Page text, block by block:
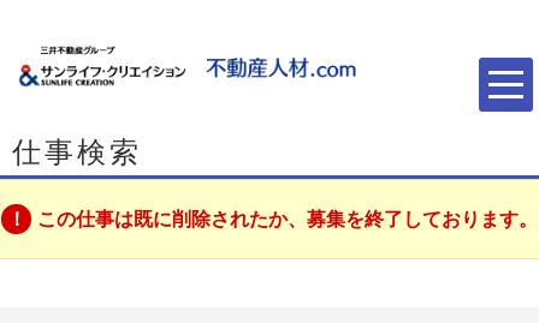
仕事検索
この仕事は既に削除されたか、募集を終了しております。